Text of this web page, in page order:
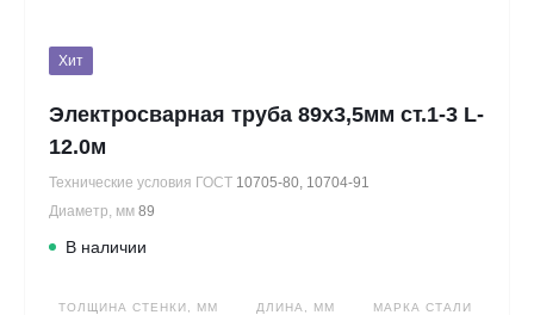
Хит
Электросварная труба 89х3,5мм ст.1-3 L-
12.0м
Технические условия ГОСТ 10705-80, 10704-91
Диаметр, мм 89
В наличии
ТОЛЩИНА СТЕНКИ, ММ ДЛИНА, ММ МАРКА СТАЛИ